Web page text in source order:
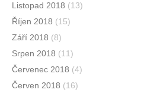
Listopad 2018 (13)
Říjen 2018 (15)
Září 2018 (8)
Srpen 2018 (11)
Červenec 2018 (4)
Červen 2018 (16)